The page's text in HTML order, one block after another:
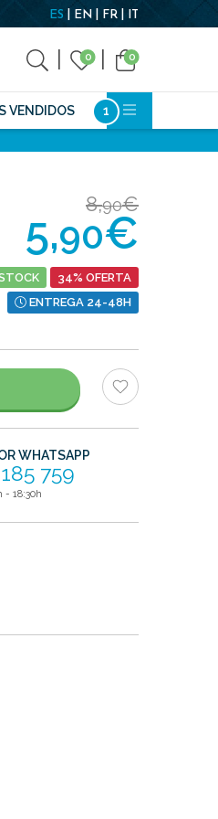
ES EN FR IT
0 0
VENDIDOS
8,90€
5,90€
34% OFERTA
ENTREGA 24-48H
WHATSAPP
759
- 18:30h